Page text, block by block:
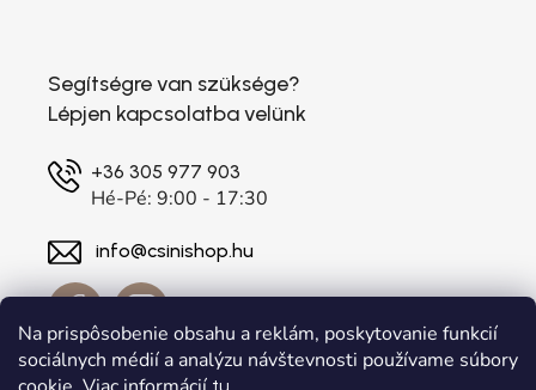
Na prispôsobenie obsahu a reklám, poskytovanie funkcií
sociálnych médií a analýzu návštevnosti používame súbory
Segítségre van szüksége?
Lépjen kapcsolatba velünk
+36 305 977 903
Hé-Pé: 9:00 - 17:30
info@csinishop.hu